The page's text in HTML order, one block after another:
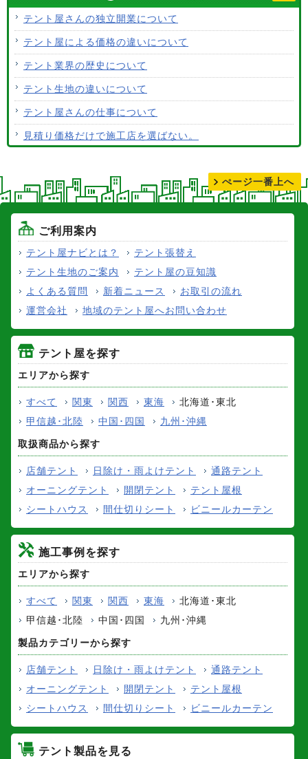
使用するテント生地の違いは？
ALCなどにオーニングは設置できますか？
テント生地はクリーニングできますか？
テント屋さんの独立開業について
テント屋による価格の違いについて
テント業界の歴史について
テント生地の違いについて
テント屋さんの仕事について
見積り価格だけで施工店を選ばない。
ぺージ一番上へ
ご利用案内
テント屋ナビとは？
テント張替え
テント生地のご案内
テント屋の豆知識
よくある質問
新着ニュース
お取引の流れ
運営会社
地域のテント屋へお問い合わせ
テント屋を探す
エリアから探す
すべて 関東 関西 東海
北海道･東北
甲信越･北陸
中国･四国 九州･沖縄
取扱商品から探す
店舗テント 日除け・雨よけテント
通路テント
オーニングテント
開閉テント
テント屋根
シートハウス
間仕切りシート ビニールカーテン
施工事例を探す
エリアから探す
すべて 関東 関西 東海
北海道･東北
甲信越･北陸
中国･四国 九州･沖縄
製品カテゴリーから探す
店舗テント 日除け・雨よけテント
通路テント
オーニングテント
開閉テント
テント屋根
シートハウス
間仕切りシート ビニールカーテン
テント製品を見る